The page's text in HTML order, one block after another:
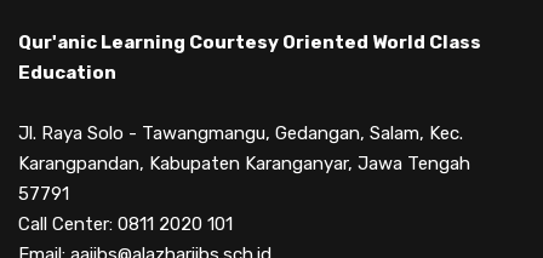
Qur'anic Learning Courtesy Oriented World Class
Education
Jl. Raya Solo - Tawangmangu, Gedangan, Salam, Kec.
Karangpandan, Kabupaten Karanganyar, Jawa Tengah
57791
Call Center: 0811 2020 101